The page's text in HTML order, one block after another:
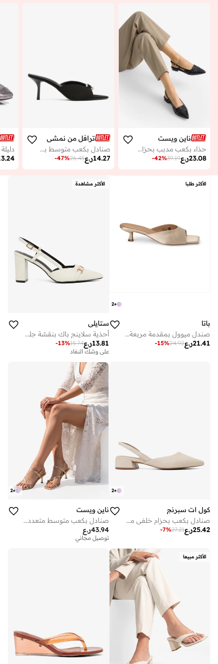
ناين ويست
حذاء بكعب مدبب بحزام للكاحل
ر.ع23.08
39.19
-42%
ترافل من نمشي
صنادل بكعب متوسط بلمسة فضية
ر.ع14.27
26.45
-47%
الأكثر طلبا
+
2
باتا
صندل ميوول بمقدمة مربعة وكعب متوسط
ر.ع21.41
24.92
-15%
الأكثر مشاهدة
ستايلي
أحذية سلاينج باك بنقشة جلد التمساح
ر.ع13.81
15.74
-13%
على وشك النفاد
+
2
كول ات سبرنج
صنادل بكعب بحزام خلفي من صنداي
ر.ع25.42
27.21
-7%
+
2
ناين ويست
صنادل بكعب متوسط متعددة الأشرطة
ر.ع43.94
توصيل مجاني
الأكثر مبيعا